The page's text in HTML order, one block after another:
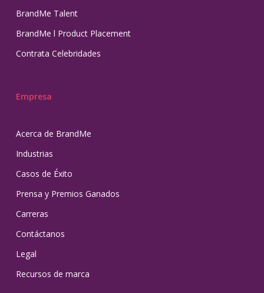
BrandMe Talent
BrandMe l Product Placement
Contrata Celebridades
Empresa
Acerca de BrandMe
Industrias
Casos de Éxito
Prensa y Premios Ganados
Carreras
Contáctanos
Legal
Recursos de marca